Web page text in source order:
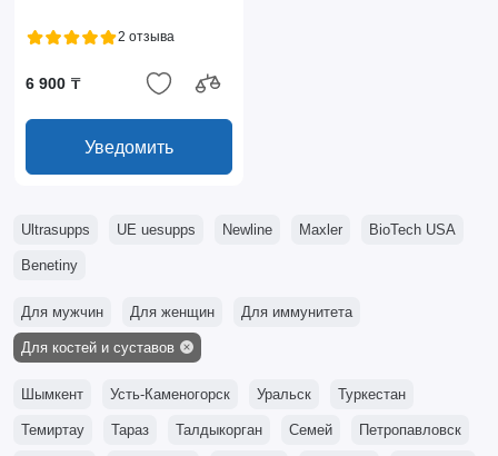
2 отзыва
6 900 ₸
Уведомить
Ultrasupps UE uesupps Newline Maxler BioTech USA
Benetiny
Для мужчин Для женщин Для иммунитета
Для костей и суставов
Шымкент Усть-Каменогорск Уральск Туркестан
Темиртау Тараз Талдыкорган Семей Петропавловск